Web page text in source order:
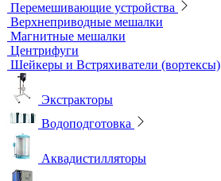
Перемешивающие устройства
Верхнеприводные мешалки
Магнитные мешалки
Центрифуги
Шейкеры и Встряхиватели (вортексы)
Экстракторы
Водоподготовка
Аквадистилляторы